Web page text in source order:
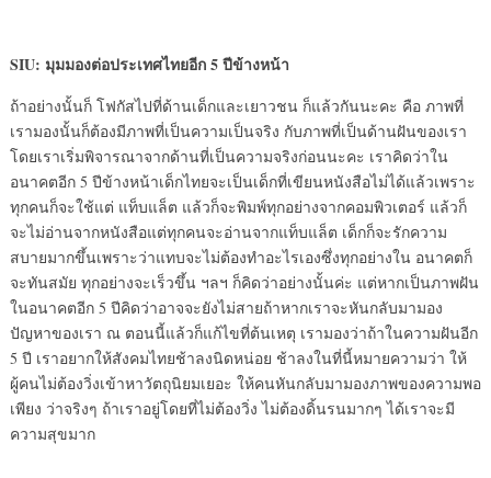
SIU: มุมมองต่อประเทศไทยอีก 5 ปีข้างหน้า
ถ้าอย่างนั้นก็ โฟกัสไปที่ด้านเด็กและเยาวชน ก็แล้วกันนะคะ คือ ภาพที่
เรามองนั้นก็ต้องมีภาพที่เป็นความเป็นจริง กับภาพที่เป็นด้านฝันของเรา
โดยเราเริ่มพิจารณาจากด้านที่เป็นความจริงก่อนนะคะ เราคิดว่าใน
อนาคตอีก 5 ปีข้างหน้าเด็กไทยจะเป็นเด็กที่เขียนหนังสือไม่ได้แล้วเพราะ
ทุกคนก็จะใช้แต่ แท็บแล็ต แล้วก็จะพิมพ์ทุกอย่างจากคอมพิวเตอร์ แล้วก็
จะไม่อ่านจากหนังสือแต่ทุกคนจะอ่านจากแท็บแล็ต เด็กก็จะรักความ
สบายมากขึ้นเพราะว่าแทบจะไม่ต้องทำอะไรเองซึ่งทุกอย่างใน อนาคตก็
จะทันสมัย ทุกอย่างจะเร็วขึ้น ฯลฯ ก็คิดว่าอย่างนั้นค่ะ แต่หากเป็นภาพฝัน
ในอนาคตอีก 5 ปีคิดว่าอาจจะยังไม่สายถ้าหากเราจะหันกลับมามอง
ปัญหาของเรา ณ ตอนนี้แล้วก็แก้ไขที่ต้นเหตุ เรามองว่าถ้าในความฝันอีก
5 ปี เราอยากให้สังคมไทยช้าลงนิดหน่อย ช้าลงในที่นี้หมายความว่า ให้
ผู้คนไม่ต้องวิ่งเข้าหาวัตถุนิยมเยอะ ให้คนหันกลับมามองภาพของความพอ
เพียง ว่าจริงๆ ถ้าเราอยู่โดยที่ไม่ต้องวิ่ง ไม่ต้องดิ้นรนมากๆ ได้เราจะมี
ความสุขมาก